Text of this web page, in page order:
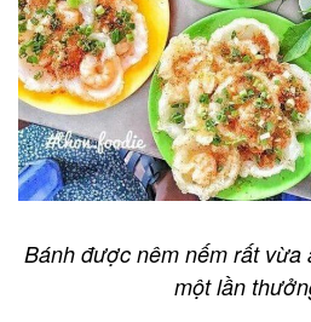
Bánh được nêm nếm rất vừa
một lần